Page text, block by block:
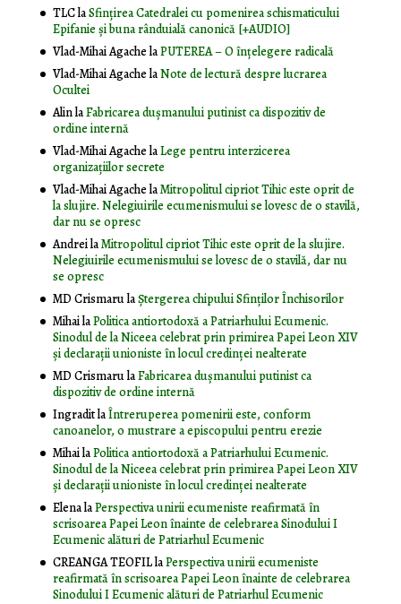
TLClaSfințirea Catedralei cu pomenirea schismaticului
Epifanie și buna rânduială canonică [+AUDIO]
Vlad-Mihai AgachelaPUTEREA – O înţelegere radicală
Vlad-Mihai AgachelaNote de lectură despre lucrarea
Ocultei
AlinlaFabricarea dușmanului putinist ca dispozitiv de
ordine internă
Vlad-Mihai AgachelaLege pentru interzicerea
organizaţiilor secrete
Vlad-Mihai AgachelaMitropolitul cipriot Tihic este oprit de
la slujire. Nelegiuirile ecumenismului se lovesc de o stavilă,
dar nu se opresc
AndreilaMitropolitul cipriot Tihic este oprit de la slujire.
Nelegiuirile ecumenismului se lovesc de o stavilă, dar nu
se opresc
MD CrismarulaŞtergerea chipului Sfinţilor Închisorilor
MihailaPolitica antiortodoxă a Patriarhului Ecumenic.
Sinodul de la Niceea celebrat prin primirea Papei Leon XIV
și declarații unioniste în locul credinței nealterate
MD CrismarulaFabricarea dușmanului putinist ca
dispozitiv de ordine internă
IngraditlaÎntreruperea pomenirii este, conform
canoanelor, o mustrare a episcopului pentru erezie
MihailaPolitica antiortodoxă a Patriarhului Ecumenic.
Sinodul de la Niceea celebrat prin primirea Papei Leon XIV
și declarații unioniste în locul credinței nealterate
ElenalaPerspectiva unirii ecumeniste reafirmată în
scrisoarea Papei Leon înainte de celebrarea Sinodului I
Ecumenic alături de Patriarhul Ecumenic
CREANGA TEOFILlaPerspectiva unirii ecumeniste
reafirmată în scrisoarea Papei Leon înainte de celebrarea
Sinodului I Ecumenic alături de Patriarhul Ecumenic